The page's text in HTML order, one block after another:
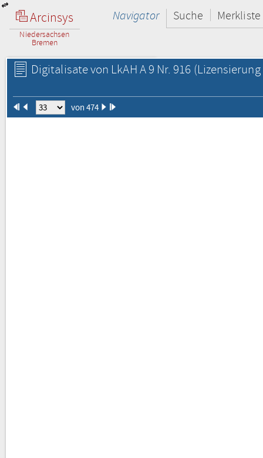
Arcinsys
Niedersachsen
Bremen
Navigator Suche Merkliste
Digitalisate von LkAH A 9 Nr. 916
von 474